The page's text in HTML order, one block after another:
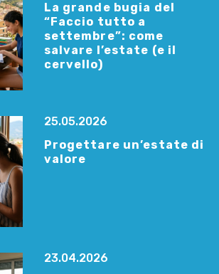
La grande bugia del
“Faccio tutto a
settembre”: come
salvare l’estate (e il
cervello)
25.05.2026
Progettare un’estate di
valore
23.04.2026